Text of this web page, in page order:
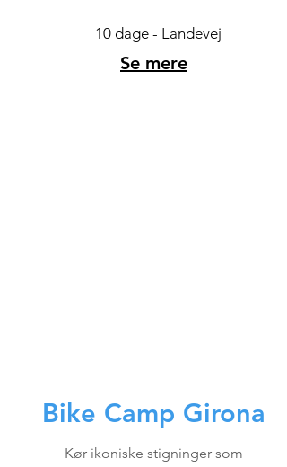
10 dage - Landevej
Se mere
Bike Camp Girona
Kør ikoniske stigninger som